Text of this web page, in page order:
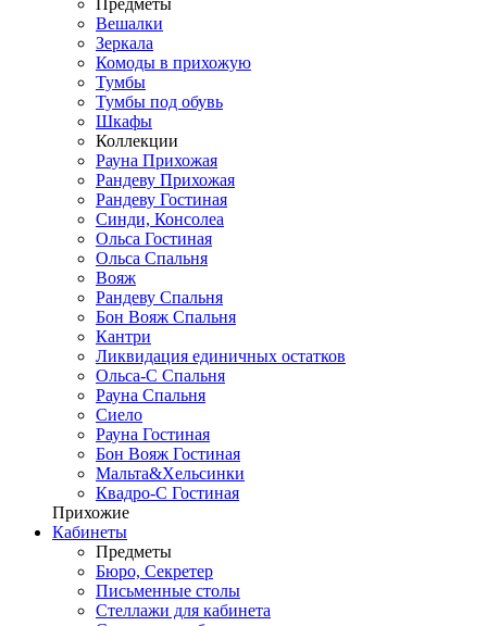
Предметы
Вешалки
Зеркала
Комоды в прихожую
Тумбы
Тумбы под обувь
Шкафы
Коллекции
Рауна Прихожая
Рандеву Прихожая
Рандеву Гостиная
Синди, Консолеа
Ольса Гостиная
Ольса Спальня
Вояж
Рандеву Спальня
Бон Вояж Спальня
Кантри
Ликвидация единичных остатков
Ольса-С Спальня
Рауна Спальня
Сиело
Рауна Гостиная
Бон Вояж Гостиная
Мальта&Хельсинки
Квадро-С Гостиная
Прихожие
Кабинеты
Предметы
Бюро, Секретер
Письменные столы
Стеллажи для кабинета